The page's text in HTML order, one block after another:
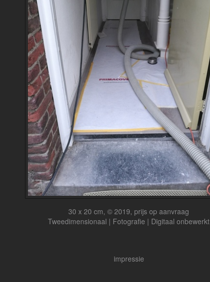
30 x 20 cm, © 2019, prijs op aanvraag
Tweedimensionaal | Fotografie | Digitaal onbewerkt
impressie